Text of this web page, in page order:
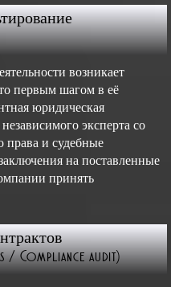
возникает
первым шагом в её
юридическая
эксперта со
и судебные
на поставленные
принять
/ Compliance audit)